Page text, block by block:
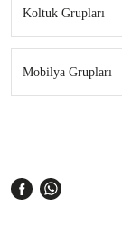
Koltuk Grupları
Mobilya Grupları